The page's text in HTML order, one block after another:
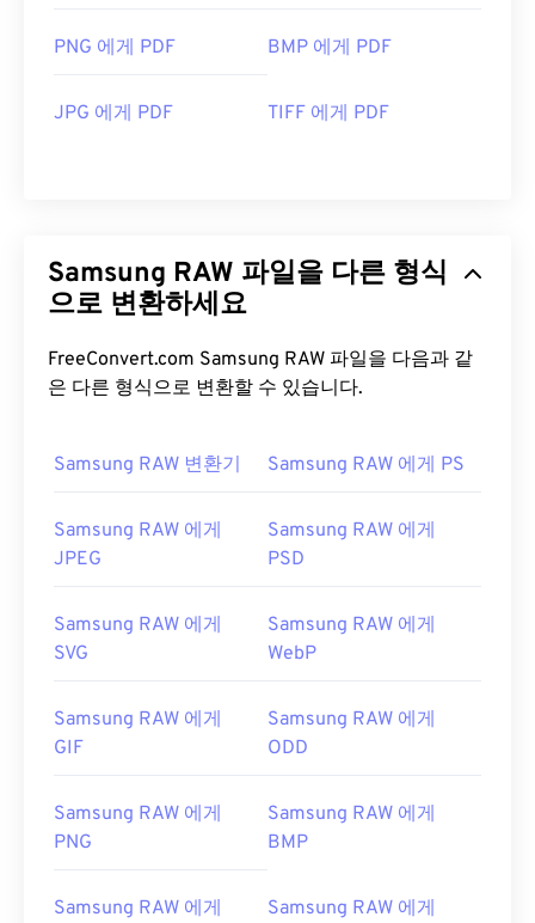
PNG 에게 PDF BMP 에게 PDF
JPG 에게 PDF TIFF 에게 PDF
Samsung RAW 파일을 다른 형식
으로 변환하세요
FreeConvert.com Samsung RAW 파일을 다음과 같
은 다른 형식으로 변환할 수 있습니다.
Samsung RAW 변환기 Samsung RAW 에게 PS
Samsung RAW 에게
JPEG
Samsung RAW 에게
PSD
Samsung RAW 에게
SVG
Samsung RAW 에게
WebP
Samsung RAW 에게
GIF
Samsung RAW 에게
ODD
Samsung RAW 에게
PNG
Samsung RAW 에게
BMP
Samsung RAW 에게
Samsung RAW 에게